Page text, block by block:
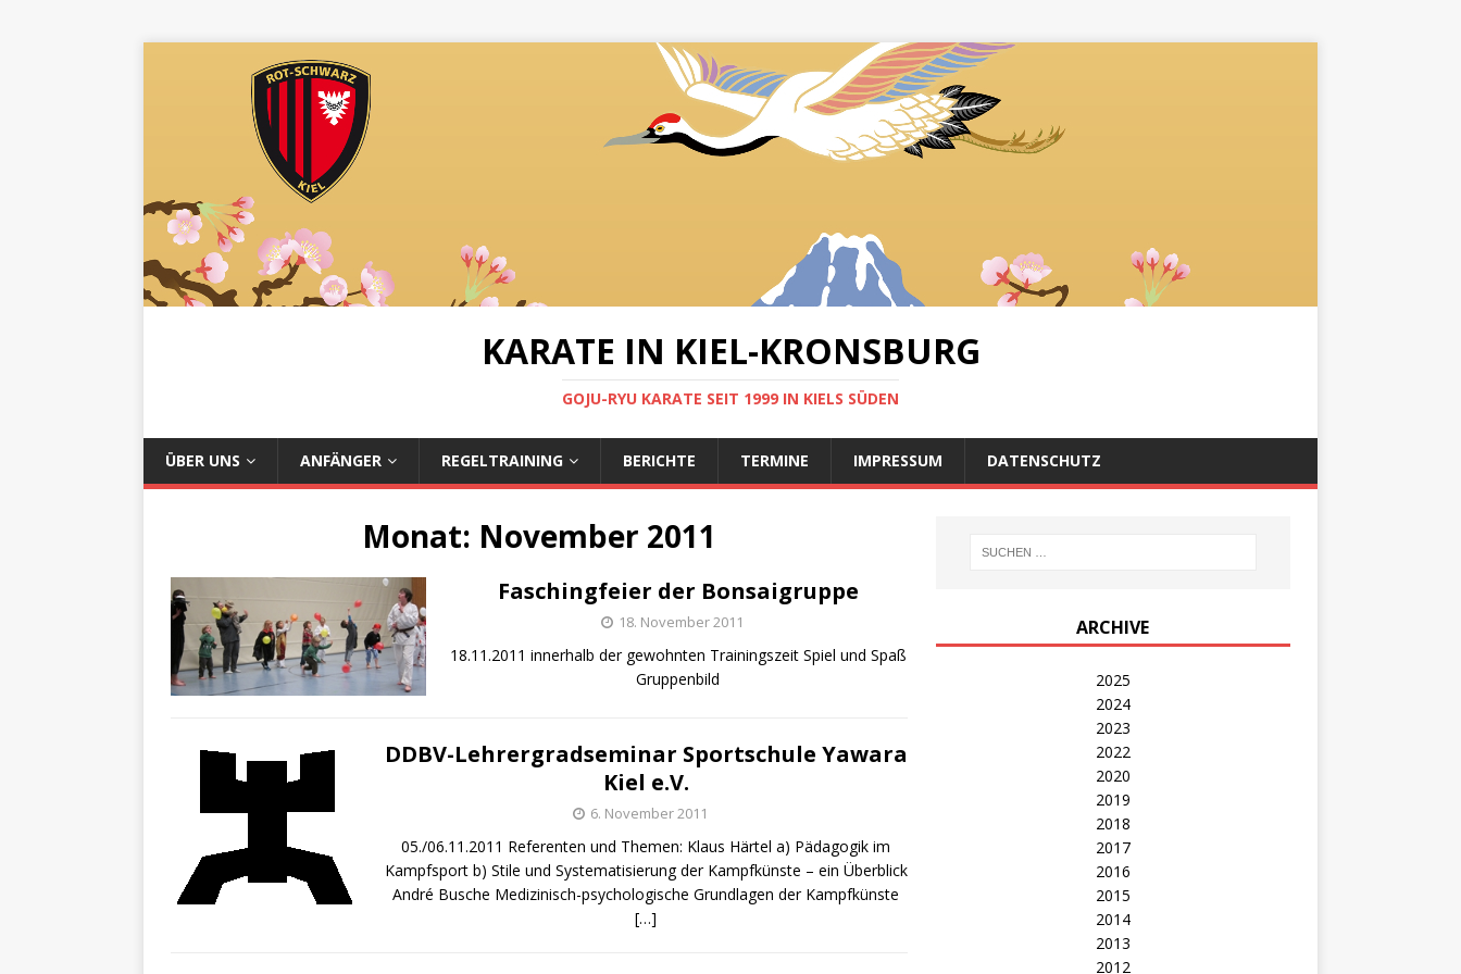
KARATE IN KIEL-KRONSBURG
GOJU-RYU KARATE SEIT 1999 IN KIELS SÜDEN
ÜBER UNS ANFÄNGER REGELTRAINING BERICHTE TERMINE IMPRESSUM DATENSCHUTZ
Monat: November 2011
Faschingfeier der Bonsaigruppe
18. November 2011
18.11.2011 innerhalb der gewohnten Trainingszeit Spiel und Spaß
Gruppenbild
DDBV-Lehrergradseminar Sportschule Yawara
Kiel e.V.
6. November 2011
05./06.11.2011 Referenten und Themen: Klaus Härtel a) Pädagogik im
Kampfsport b) Stile und Systematisierung der Kampfkünste – ein Überblick
André Busche Medizinisch-psychologische Grundlagen der Kampfkünste
[…]
ARCHIVE
2025
2024
2023
2022
2020
2019
2018
2017
2016
2015
2014
2013
2012